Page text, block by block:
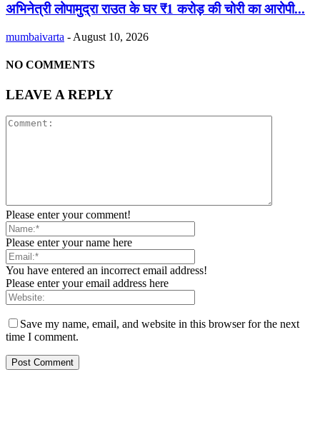
अभिनेत्री लोपामुद्रा राउत के घर ₹1 करोड़ की चोरी का आरोपी...
mumbaivarta - August 10, 2026
NO COMMENTS
LEAVE A REPLY
Please enter your comment!
Please enter your name here
You have entered an incorrect email address!
Please enter your email address here
Save my name, email, and website in this browser for the next
time I comment.